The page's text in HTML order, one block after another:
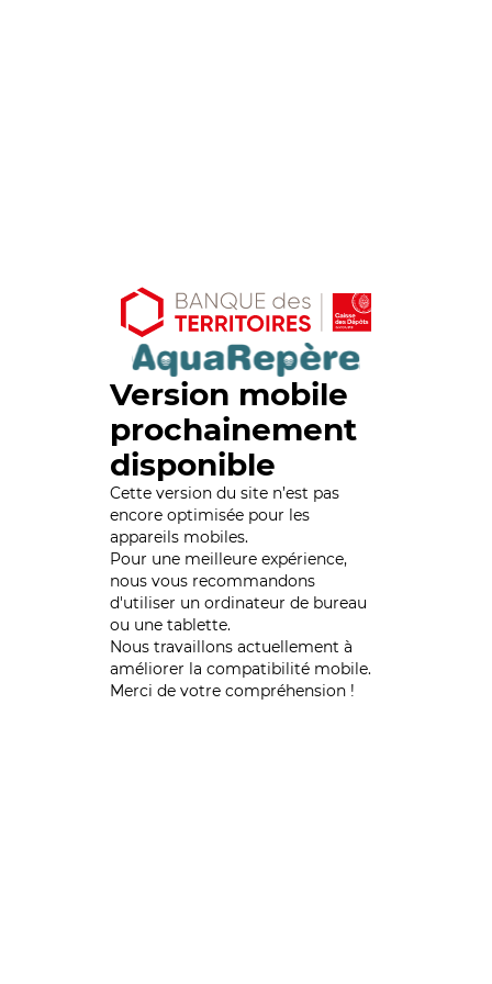
Version mobile
prochainement
disponible
Cette version du site n’est pas
encore optimisée pour les
appareils mobiles.
Pour une meilleure expérience,
nous vous recommandons
d'utiliser un ordinateur de bureau
ou une tablette.
Nous travaillons actuellement à
améliorer la compatibilité mobile.
Merci de votre compréhension !